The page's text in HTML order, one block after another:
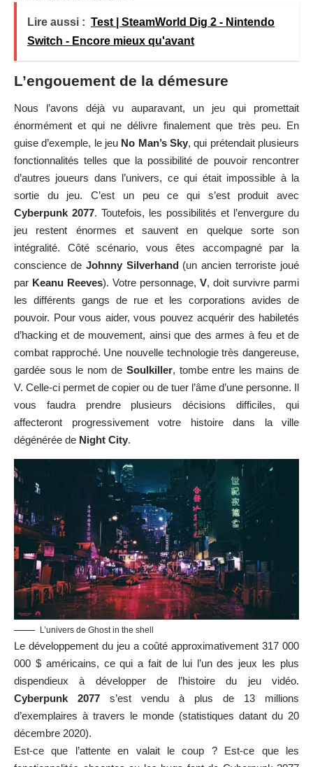
Lire aussi : Test | SteamWorld Dig 2 - Nintendo
Switch - Encore mieux qu'avant
L’engouement de la démesure
Nous l’avons déjà vu auparavant, un jeu qui promettait
énormément et qui ne délivre finalement que très peu. En
guise d’exemple, le jeu No Man’s Sky, qui prétendait plusieurs
fonctionnalités telles que la possibilité de pouvoir rencontrer
d’autres joueurs dans l’univers, ce qui était impossible à la
sortie du jeu. C’est un peu ce qui s’est produit avec
Cyberpunk 2077. Toutefois, les possibilités et l’envergure du
jeu restent énormes et sauvent en quelque sorte son
intégralité. Côté scénario, vous êtes accompagné par la
conscience de Johnny Silverhand (un ancien terroriste joué
par Keanu Reeves). Votre personnage, V, doit survivre parmi
les différents gangs de rue et les corporations avides de
pouvoir. Pour vous aider, vous pouvez acquérir des habiletés
d’hacking et de mouvement, ainsi que des armes à feu et de
combat rapproché. Une nouvelle technologie très dangereuse,
gardée sous le nom de Soulkiller, tombe entre les mains de
V. Celle-ci permet de copier ou de tuer l’âme d’une personne. Il
vous faudra prendre plusieurs décisions difficiles, qui
affecteront progressivement votre histoire dans la ville
dégénérée de Night City.
L’univers de Ghost in the shell
Le développement du jeu a coûté approximativement 317 000
000 $ américains, ce qui a fait de lui l’un des jeux les plus
dispendieux à développer de l’histoire du jeu vidéo.
Cyberpunk 2077 s’est vendu à plus de 13 millions
d’exemplaires à travers le monde (statistiques datant du 20
décembre 2020).
Est-ce que l’attente en valait le coup ? Est-ce que les